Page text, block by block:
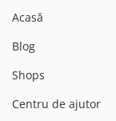
Acasă
Blog
Shops
Centru de ajutor